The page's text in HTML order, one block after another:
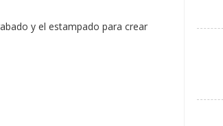
y el estampado para crear